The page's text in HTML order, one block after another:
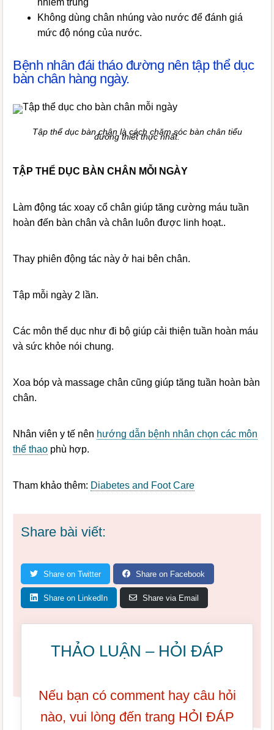
nhiễm trùng
Không dùng chân nhúng vào nước để đánh giá
mức độ nóng của nước.
Bệnh nhân đái tháo đường nên tập thể dục
bàn chân hàng ngày.
Tập thể dục bàn chân là cách chăm sóc bàn chân tiểu
đường thiết thực nhất.
TẬP THỂ DỤC BÀN CHÂN MỖI NGÀY
Làm động tác xoay cổ chân giúp tăng cường máu tuần
hoàn đến bàn chân và chân luôn được linh hoạt..
Thay phiên động tác này ở hai bên chân.
Tập mỗi ngày 2 lần.
Các môn thể dục như đi bộ giúp cải thiện tuần hoàn máu
và sức khỏe nói chung.
Xoa bóp và massage chân cũng giúp tăng tuần hoàn bàn
chân.
Nhân viên y tế nên hướng dẫn bệnh nhân chọn các môn
thể thao phù hợp.
Tham khảo thêm: Diabetes and Foot Care
Share bài viết:
Share on Twitter Share on Facebook
Share on LinkedIn Share via Email
THẢO LUẬN – HỎI ĐÁP
Nếu bạn có comment hay câu hỏi
nào, vui lòng đến trang HỎI ĐÁP